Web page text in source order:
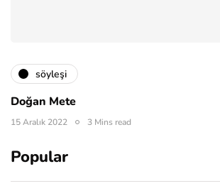
söyleşi
Doğan Mete
15 Aralık 2022 3 Mins read
Popular